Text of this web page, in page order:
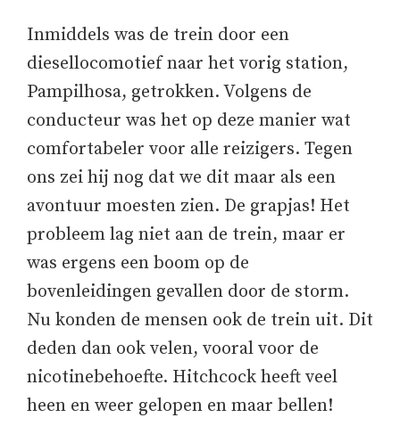
Inmiddels was de trein door een
diesellocomotief naar het vorig station,
Pampilhosa, getrokken. Volgens de
conducteur was het op deze manier wat
comfortabeler voor alle reizigers. Tegen
ons zei hij nog dat we dit maar als een
avontuur moesten zien. De grapjas! Het
probleem lag niet aan de trein, maar er
was ergens een boom op de
bovenleidingen gevallen door de storm.
Nu konden de mensen ook de trein uit. Dit
deden dan ook velen, vooral voor de
nicotinebehoefte. Hitchcock heeft veel
heen en weer gelopen en maar bellen!